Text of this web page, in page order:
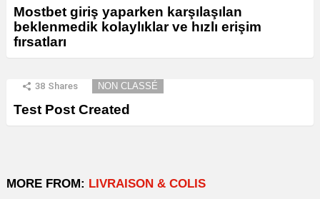
Mostbet giriş yaparken karşılaşılan
beklenmedik kolaylıklar ve hızlı erişim
fırsatları
38 Shares NON CLASSÉ
Test Post Created
MORE FROM: LIVRAISON & COLIS